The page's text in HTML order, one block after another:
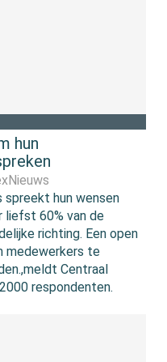
hun
spreekt hun wensen
liefst 60% van de
richting. Een open
medewerkers te
Centraal
respondenten.